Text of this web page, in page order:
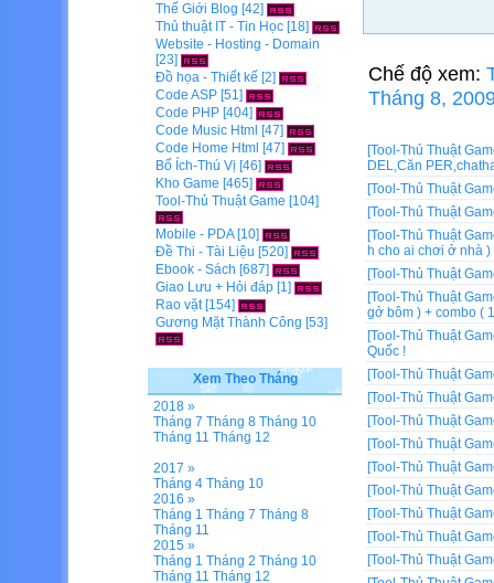
Chế độ xem:
Tháng 8,
[Tool-Thủ Thuật
DEL,Căn
[Tool-Thủ Thuật
[Tool-Thủ Thuật
[Tool-Thủ Thuật
h cho ai chơi ở nhà )
[Tool-Thủ Thuật
[Tool-Thủ Thuật
gở bôm ) + combo (
[Tool-Thủ Thuật
Quốc !
[Tool-Thủ Thuật
[Tool-Thủ Thuật
[Tool-Thủ Thuật
[Tool-Thủ Thuật
[Tool-Thủ Thuật
[Tool-Thủ Thuật
[Tool-Thủ Thuật
[Tool-Thủ Thuật
[Tool-Thủ Thuật
Thế Giới Blog [42]
Thủ thuật IT - Tin Học [18]
Website - Hosting - Domain
[23]
Đồ họa - Thiết kế [2]
Code ASP [51]
Code PHP [404]
Code Music Html [47]
Code Home Html [47]
Bổ Ích-Thú Vị [46]
Kho Game [465]
Tool-Thủ Thuật Game [104]
Mobile - PDA[10]
Đề Thi - Tài Liệu [520]
Ebook - Sách [687]
Giao Lưu + Hỏi đáp [1]
Rao vặt[154]
Gương Mặt Thành Công [53]
Xem Theo Tháng
2018 »
Tháng 7 Tháng 8 Tháng 10
Tháng 11 Tháng 12
2017 »
Tháng 4 Tháng 10
2016 »
Tháng 1 Tháng 7 Tháng 8
Tháng 11
2015 »
Tháng 1 Tháng 2 Tháng 10
Tháng 11 Tháng 12